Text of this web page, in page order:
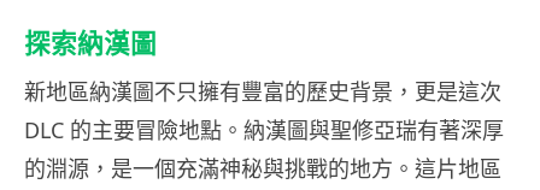
探索納漢圖
新地區納漢圖不只擁有豐富的歷史背景，更是這次
DLC 的主要冒險地點。 納漢圖與聖修亞瑞有著深厚
的淵源，是一個充滿神秘與挑戰的地方。這片地區